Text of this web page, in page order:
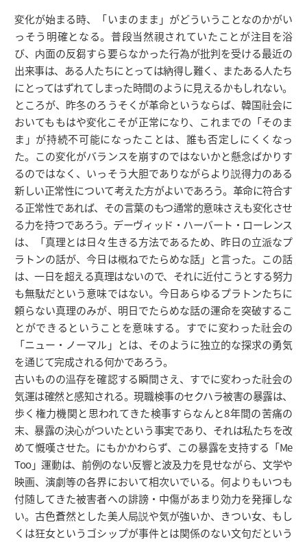
変化が始まる時、「いまのまま」がどういうことなのかがい
っそう明確となる。普段当然視されていたことが注目を浴
び、内面の反芻すら要らなかった行為が批判を受ける最近の
出来事は、ある人たちにとっては納得し難く、またある人たち
にとってはずれてしまった時間のように見えるかもしれない。
ところが、昨冬のろうそくが革命というならば、韓国社会に
おいてももはや変化こそが正常になり、これまでの「そのま
ま」が持続不可能になったことは、誰も否定しにくくなっ
た。この変化がバランスを崩すのではないかと懸念ばかりす
るのではなく、いっそう大胆でありながらより説得力のある
新しい正常性について考えた方がよいであろう。革命に符合す
る正常性であれば、その言葉のもつ通常的意味さえも変化させ
る力を持つであろう。デーヴィッド・ハーバート・ローレンス
は、「真理とは日々生きる方法であるため、昨日の立派なプ
ラトンの話が、今日は概ねでたらめな話」と言った。この話
は、一日を超える真理はないので、それに近付こうとする努力
も無駄だという意味ではない。今日あらゆるプラトンたちに
頼らない真理のみが、明日でたらめな話の運命を突破するこ
とができるということを意味する。すでに変わった社会の
「ニュー・ノーマル」とは、そのように独立的な探求の勇気
を通じて完成される何かであろう。
古いものの温存を確認する瞬間さえ、すでに変わった社会の
気運は確然と感知される。現職検事のセクハラ被害の暴露は、
歩く権力機関と思われてきた検事すらなんと8年間の苦痛の
末、暴露の決心がついたという事実であり、それは私たちを改
めて慨嘆させた。にもかかわらず、この暴露を支持する「Me
Too」運動は、前例のない反響と波及力を見せながら、文学や
映画、演劇等の各界において相次いでいる。何よりもいつも
付随してきた被害者への誹謗・中傷があまり効力を発揮しな
い。古色蒼然とした美人局説や気が強いか、きつい女、もし
くは狂女というゴシップが事件とは関係のない文句だという